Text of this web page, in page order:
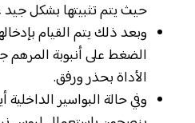
حيث يتم تثبيتها بشكل
وبعد ذلك يتم القيام
الضغط على أنبوبة المرهم
الأداة بحذر ورفق.
وفي حالة البواسير